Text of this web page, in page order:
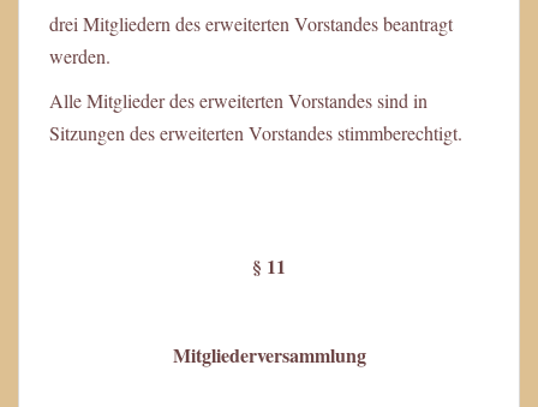
drei Mitgliedern des erweiterten Vorstandes beantragt
werden.
Alle Mitglieder des erweiterten Vorstandes sind in
Sitzungen des erweiterten Vorstandes stimmberechtigt.
§ 11
Mitgliederversammlung